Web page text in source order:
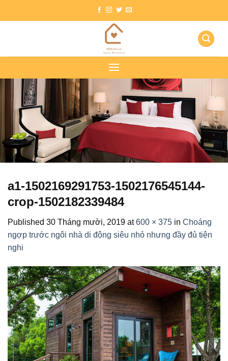
a1-1502169291753-1502176545144-
crop-1502182339484
Published 30 Tháng mười, 2019 at600 × 375 in Choáng
ngợp trước ngôi nhà di động siêu nhỏ nhưng đầy đủ tiện
nghi